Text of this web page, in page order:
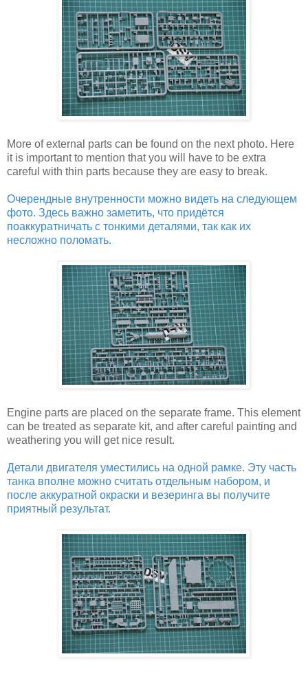
More of external parts can be found on the next photo. Here
it is important to mention that you will have to be extra
careful with thin parts because they are easy to break.
Очерендные внутренности можно видеть на следующем
фото. Здесь важно заметить, что придётся
поаккуратничать с тонкими деталями, так как их
несложно поломать.
Engine parts are placed on the separate frame. This element
can be treated as separate kit, and after careful painting and
weathering you will get nice result.
Детали двигателя уместились на одной рамке. Эту часть
танка вполне можно считать отдельным набором, и
после аккуратной окраски и везеринга вы получите
приятный результат.